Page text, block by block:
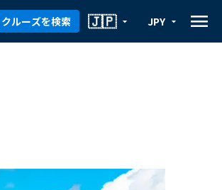
クルーズを検索 arrow_drop_down
🇯🇵 arrow_drop_down
JPY menu